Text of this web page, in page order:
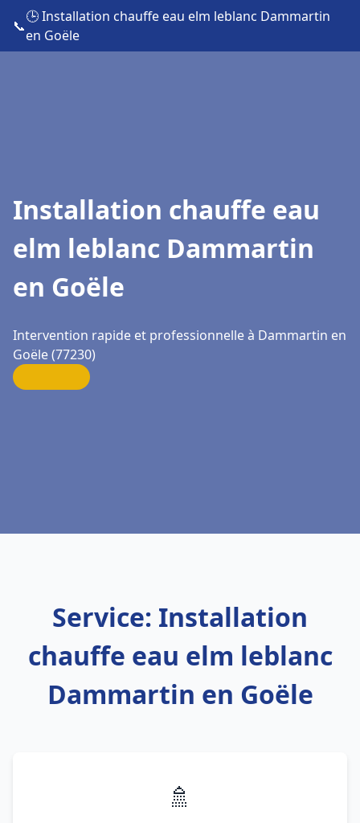
📞
🕒 Installation chauffe eau elm leblanc Dammartin
en Goële
Installation chauffe eau
elm leblanc Dammartin
en Goële
Intervention rapide et professionnelle à Dammartin en
Goële (77230)
Service: Installation
chauffe eau elm leblanc
Dammartin en Goële
🚿